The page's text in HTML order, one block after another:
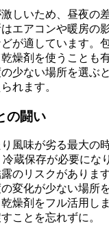
しいため、昼夜の
エアコンや暖房の
が適しています。
燥剤を使うことも
少ない場所を選ぶ
れます。
の闘い
風味が劣る最大の
蔵保存が必要にな
のリスクがありま
変化が少ない場所
燥剤をフル活用し
ことを忘れずに。